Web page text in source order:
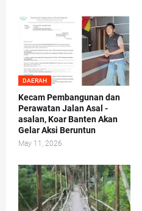
DAERAH
Kecam Pembangunan dan
Perawatan Jalan Asal -
asalan, Koar Banten Akan
Gelar Aksi Beruntun
May 11, 2026